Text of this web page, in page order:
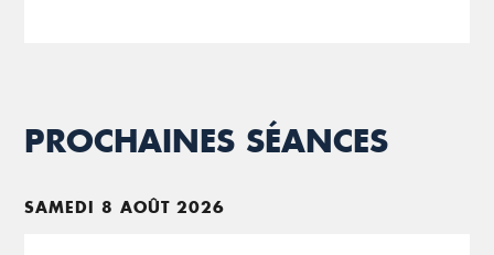
PROCHAINES SÉANCES
SAMEDI 8 AOÛT 2026